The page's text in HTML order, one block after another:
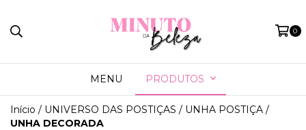
0
MENU PRODUTOS
Início / UNIVERSO DAS POSTIÇAS / UNHA POSTIÇA /
UNHA DECORADA